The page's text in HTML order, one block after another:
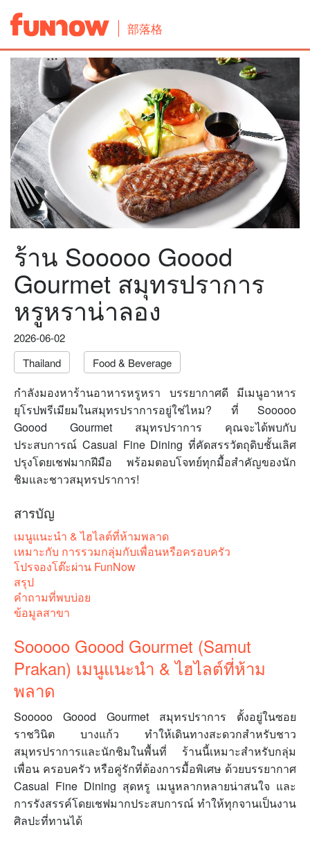
部落格
ร้าน Sooooo Goood
Gourmet สมุทรปราการ
หรูหราน่าลอง
2026-06-02
Thailand
Food & Beverage
กำลังมองหาร้านอาหารหรูหรา บรรยากาศดี มีเมนูอาหาร
ยุโรปพรีเมียมในสมุทรปราการอยู่ใช่ไหม? ที่ Sooooo
Goood Gourmet สมุทรปราการ คุณจะได้พบกับ
ประสบการณ์ Casual Fine Dining ที่คัดสรรวัตถุดิบชั้นเลิศ
ปรุงโดยเชฟมากฝีมือ พร้อมตอบโจทย์ทุกมื้อสำคัญของนัก
ชิมและชาวสมุทรปราการ!
สารบัญ
เมนูแนะนำ & ไฮไลต์ที่ห้ามพลาด
เหมาะกับ การรวมกลุ่มกับเพื่อนหรือครอบครัว
โปรจองโต๊ะผ่าน FunNow
สรุป
คำถามที่พบบ่อย
ข้อมูลสาขา
Sooooo Goood Gourmet (Samut
Prakan) เมนูแนะนำ & ไฮไลต์ที่ห้าม
พลาด
Sooooo Goood Gourmet สมุทรปราการ ตั้งอยู่ในซอย
ราชวินิต บางแก้ว ทำให้เดินทางสะดวกสำหรับชาว
สมุทรปราการและนักชิมในพื้นที่ ร้านนี้เหมาะสำหรับกลุ่ม
เพื่อน ครอบครัว หรือคู่รักที่ต้องการมื้อพิเศษ ด้วยบรรยากาศ
Casual Fine Dining สุดหรู เมนูหลากหลายน่าสนใจ และ
การรังสรรค์โดยเชฟมากประสบการณ์ ทำให้ทุกจานเป็นงาน
ศิลปะที่ทานได้